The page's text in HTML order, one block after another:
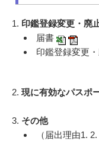
1. 印鑑登録変更・廃
届書
印鑑登録変更
2. 現に有効なパスポ
3. その他
（届出理由1.